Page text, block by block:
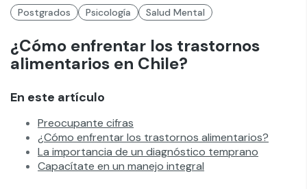
Postgrados Psicología Salud Mental
¿Cómo enfrentar los trastornos
alimentarios en Chile?
En este artículo
Preocupante cifras
¿Cómo enfrentar los trastornos alimentarios?
La importancia de un diagnóstico temprano
Capacítate en un manejo integral